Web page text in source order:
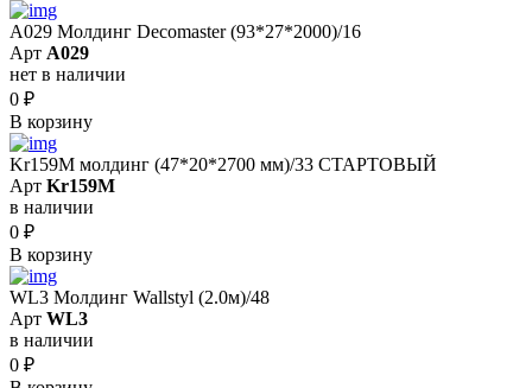
A029 Молдинг Decomaster (93*27*2000)/16
Арт A029
нет в наличии
0 ₽
В корзину
Kr159M молдинг (47*20*2700 мм)/33 СТАРТОВЫЙ
Арт Kr159M
в наличии
0 ₽
В корзину
WL3 Молдинг Wallstyl (2.0м)/48
Арт WL3
в наличии
0 ₽